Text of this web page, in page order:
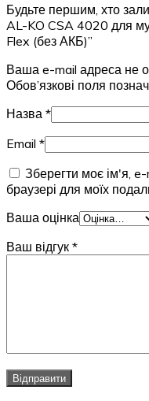
Будьте першим, хто
AL-KO CSA 4020 для
Flex (без АКБ)”
Ваша e-mail адреса не
Обов’язкові поля
Назва *
Email *
Зберегти моє ім'я,
браузері для моїх
Ваша оцінка
Ваш відгук *